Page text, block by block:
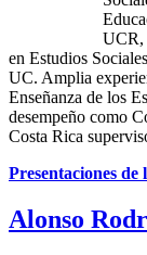
UCR,
en Estudios
UC. Amplia
Enseñanza de los
desempeño como
Costa Rica
Presentaciones de
Alonso